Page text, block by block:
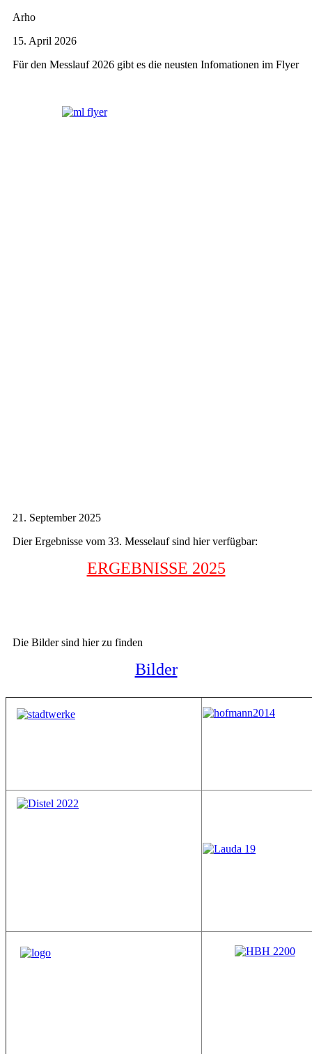
Arho
15. April 2026
Für den Messlauf 2026 gibt es die neusten Infomationen im Flyer
21. September 2025
Dier Ergebnisse vom 33. Messelauf sind hier verfügbar:
ERGEBNISSE 2025
Die Bilder sind hier zu finden
Bilder